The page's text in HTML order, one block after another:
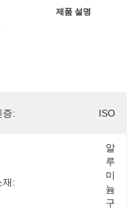
제품 설명
증: ISO
재:
알
루
미
늄
구